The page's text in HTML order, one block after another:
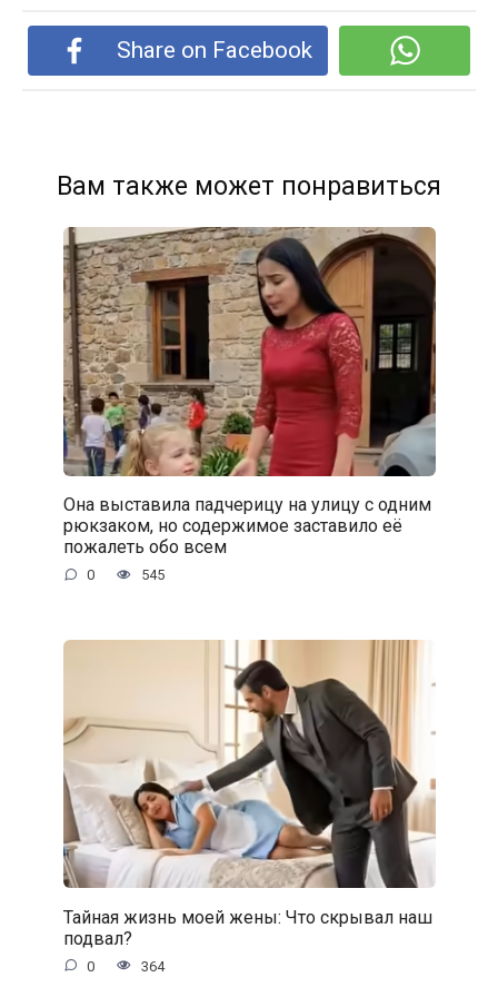
Share on Facebook
Вам также может понравиться
Она выставила падчерицу на улицу с одним
рюкзаком, но содержимое заставило её
пожалеть обо всем
0 545
Тайная жизнь моей жены: Что скрывал наш
подвал?
0 364